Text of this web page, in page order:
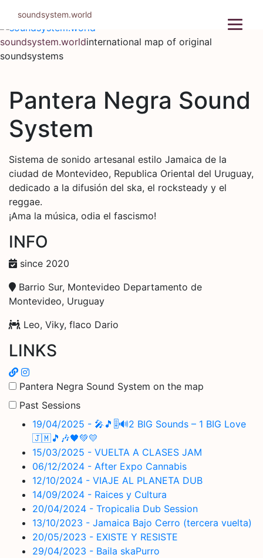
content
soundsystem.worldinternational map of original
soundsystems
Pantera Negra Sound
System
Sistema de sonido artesanal estilo Jamaica de la
ciudad de Montevideo, Republica Oriental del Uruguay,
dedicado a la difusión del ska, el rocksteady y el
reggae.
¡Ama la música, odia el fascismo!
INFO
since 2020
Barrio Sur, Montevideo Departamento de
Montevideo, Uruguay
Leo, Viky, flaco Dario
LINKS
Pantera Negra Sound System on the map
Past Sessions
19/04/2025 - 🎤🎵🎚️🔊2 BIG Sounds – 1 BIG Love
🇯🇲🎵🎶🖤💚💛
15/03/2025 - VUELTA A CLASES JAM
06/12/2024 - After Expo Cannabis
12/10/2024 - VIAJE AL PLANETA DUB
14/09/2024 - Raices y Cultura
20/04/2024 - Tropicalia Dub Session
13/10/2023 - Jamaica Bajo Cerro (tercera vuelta)
20/05/2023 - EXISTE Y RESISTE
29/04/2023 - Baila skaPurro
soundsystem.world